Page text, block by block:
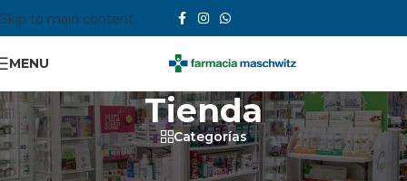
Skip to main content
MENU
Tienda
Categorías
Inicio / Tienda Mostrando 1–12 de 15 resultados